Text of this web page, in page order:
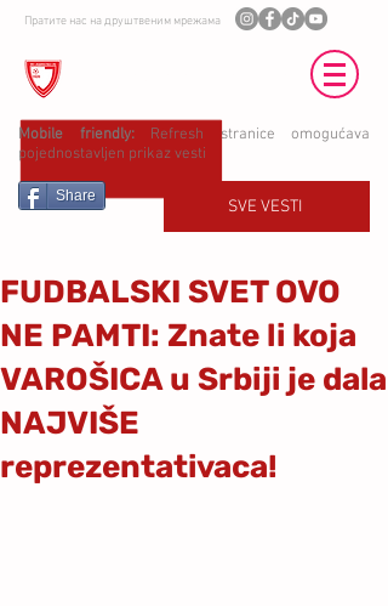
Пратите нас на друштвеним мрежама
Mobile friendly: Refresh stranice omogućava
pojednostavljen prikaz vesti
Share
SVE VESTI
FUDBALSKI SVET OVO
NE PAMTI: Znate li koja
VAROŠICA u Srbiji je dala
NAJVIŠE
reprezentativaca!